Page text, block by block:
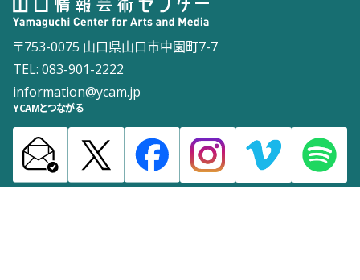
〒753-0075 山口県山口市中園町7-7
TEL: 083-901-2222
information@ycam.jp
YCAMとつながる